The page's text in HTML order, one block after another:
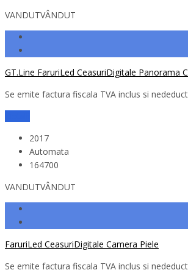
VANDUTVÂNDUT
GT.Line FaruriLed CeasuriDigitale Panorama
Se emite factura fiscala TVA inclus si
2017
Automata
164700
VANDUTVÂNDUT
FaruriLed CeasuriDigitale Camera Piele
Se emite factura fiscala TVA inclus si